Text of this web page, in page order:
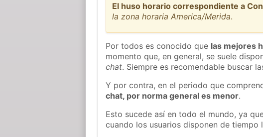
El huso horario correspondiente a
la zona horaria America/Merida.
Por todos es conocido que las mejores
momento que, en general, se suele
chat. Siempre es recomendable buscar
Y por contra, en el periodo que
chat, por norma general es menor.
Esto sucede así en todo el mundo, ya
cuando los usuarios disponen de